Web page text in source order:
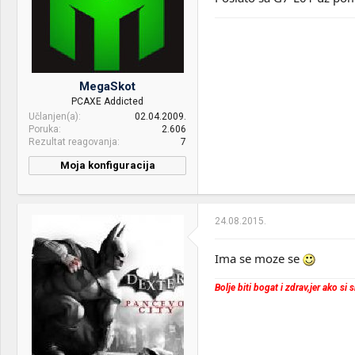
OS & Browser:
Ubuntu 14.04/Windows 10,
Google chrome
RGB DDR5 6000MHz CL28
Display:
XG27ACDNG/Hisense
65u8gq
HDD:
Seagate Firecuda 520
1tb/Seagate Firecuda 520
Black
Sound:
Samsung Q800c/Razer
Case:
HAVN HS420/Phantesk D30
RGB x7
PSU: MONTECH 1000W
Mice &
keyboard:
Monsgeek M1V3/Zuoya
GMK26/Razer Naga
2014/Razer Deathadder v3
MegaSkot
PCAXE Addicted
Učlanjen(a)
02.04.2009.
Poruka
2.606
Rezultat reagovanja
7
Moja konfiguracija
24.08.2015.
Ima se moze se
Bolje biti bogat i zdrav,jer ako si